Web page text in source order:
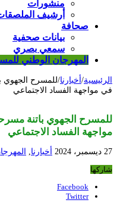
منشورات
أرشيف
صحافة
بيانات صحفية
سمعي بصري
المهرجان الوطني
الرئيسية/ أخبارنا/للمسرح الجهوي
في مواجهة الفساد الاجتماعي
للمسرح الجهوي باتنة
مواجهة الفساد الاجتماعي
27 ديسمبر، 2024 أخبارنا,
شاركها
Facebook
Twitter